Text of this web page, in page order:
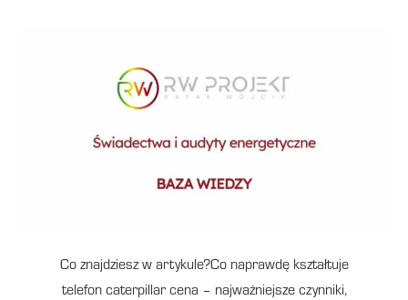
Co znajdziesz w artykule?Co naprawdę kształtuje
telefon caterpillar cena – najważniejsze czynniki,